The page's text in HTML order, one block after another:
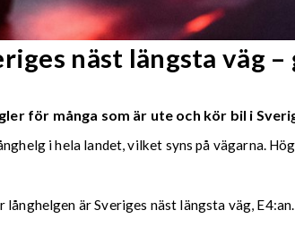
näst längsta väg
för många som är ute och kör bil i
i hela landet, vilket syns på vägarna.
långhelgen är Sveriges näst längsta väg,